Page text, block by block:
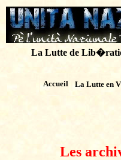
La Lutte de
Accueil La Lutte en
Les